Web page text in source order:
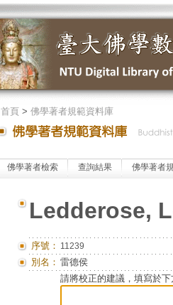
首頁> 佛學著者規範資料庫
佛學著者檢索 查詢結果 佛學著者
Ledderose,
序號： 11239
別名： 雷德侯
請將校正的建議，填寫於